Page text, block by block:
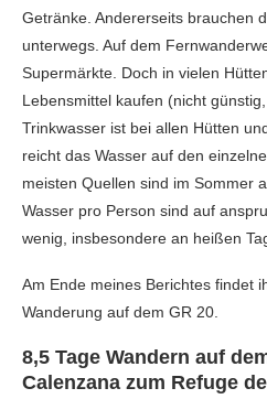
Getränke. Andererseits brauchen
unterwegs. Auf dem
Supermärkte. Doch in vielen
Lebensmittel kaufen (nicht
Trinkwasser ist bei allen Hütten
reicht das Wasser auf den
meisten Quellen sind im Sommer
Wasser pro Person sind auf
wenig, insbesondere an heißen
Am Ende meines Berichtes findet
Wanderung auf dem GR 20.
8,5 Tage Wandern auf
Calenzana zum Refuge